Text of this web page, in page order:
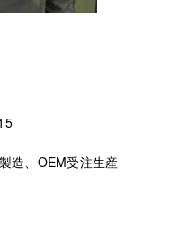
造、OEM受注生産